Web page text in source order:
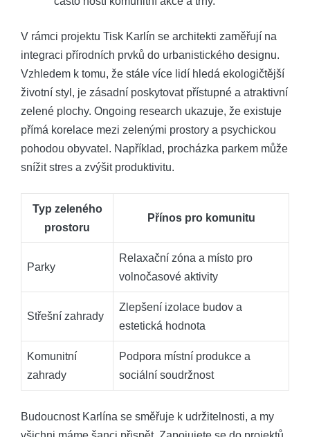
V rámci projektu Tisk Karlín se architekti zaměřují na
integraci přírodních prvků do urbanistického designu.
Vzhledem k tomu, že stále více lidí hledá ekologičtější
životní styl, je zásadní poskytovat přístupné a atraktivní
zelené plochy. Ongoing research ukazuje, že existuje
přímá korelace mezi zelenými prostory a psychickou
pohodou obyvatel. Například, procházka parkem může
snížit stres a zvýšit produktivitu.
Typ zeleného
prostoru
Přínos pro komunitu
Parky
Relaxační zóna a místo pro
volnočasové aktivity
Střešní zahrady
Zlepšení izolace budov a
estetická hodnota
Komunitní
zahrady
Podpora místní produkce a
sociální soudržnost
Budoucnost Karlína se směřuje k udržitelnosti, a my